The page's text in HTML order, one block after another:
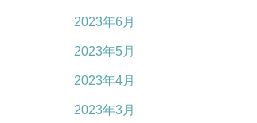
2023年6月
2023年5月
2023年4月
2023年3月